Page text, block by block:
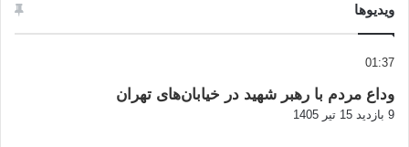
ویدیوها
01:37
وداع مردم با رهبر شهید در خیابان‌های تهران
9 بازدید 15 تیر 1405